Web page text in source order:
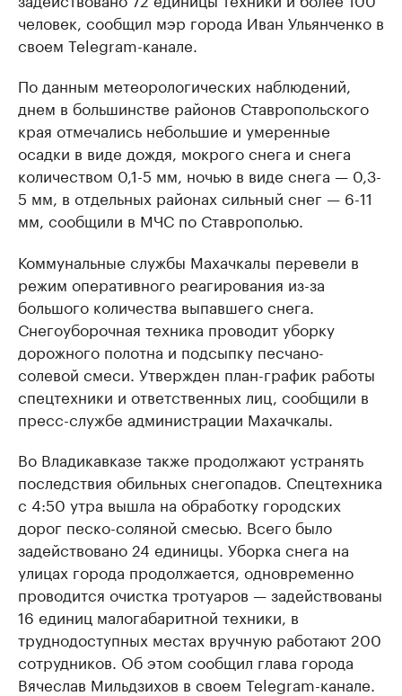
человек, сообщил мэр города Иван Ульянченко в
своем Telegram-канале.
По данным метеорологических наблюдений,
днем в большинстве районов Ставропольского
края отмечались небольшие и умеренные
осадки в виде дождя, мокрого снега и снега
количеством 0,1-5 мм, ночью в виде снега — 0,3-
5 мм, в отдельных районах сильный снег — 6-11
мм, сообщили в МЧС по Ставрополью.
Коммунальные службы Махачкалы перевели в
режим оперативного реагирования из-за
большого количества выпавшего снега.
Снегоуборочная техника проводит уборку
дорожного полотна и подсыпку песчано-
солевой смеси. Утвержден план-график работы
спецтехники и ответственных лиц, сообщили в
пресс-службе администрации Махачкалы.
Во Владикавказе также продолжают устранять
последствия обильных снегопадов. Спецтехника
с 4:50 утра вышла на обработку городских
дорог песко-соляной смесью. Всего было
задействовано 24 единицы. Уборка снега на
улицах города продолжается, одновременно
проводится очистка тротуаров — задействованы
16 единиц малогабаритной техники, в
труднодоступных местах вручную работают 200
сотрудников. Об этом сообщил глава города
Вячеслав Мильдзихов в своем Telegram-канале.